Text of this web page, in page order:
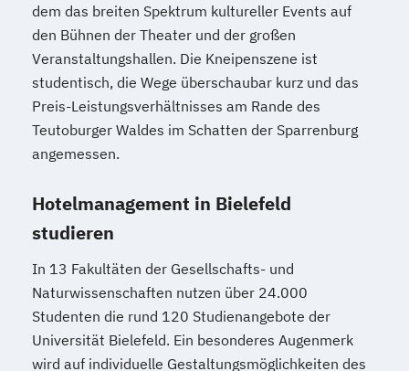
dem das breiten Spektrum kultureller Events auf
den Bühnen der Theater und der großen
Veranstaltungshallen. Die Kneipenszene ist
studentisch, die Wege überschaubar kurz und das
Preis-Leistungsverhältnisses am Rande des
Teutoburger Waldes im Schatten der Sparrenburg
angemessen.
Hotelmanagement in Bielefeld
studieren
In 13 Fakultäten der Gesellschafts- und
Naturwissenschaften nutzen über 24.000
Studenten die rund 120 Studienangebote der
Universität Bielefeld. Ein besonderes Augenmerk
wird auf individuelle Gestaltungsmöglichkeiten des